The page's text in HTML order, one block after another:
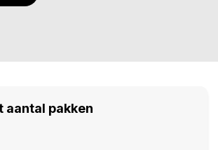
aantal pakken